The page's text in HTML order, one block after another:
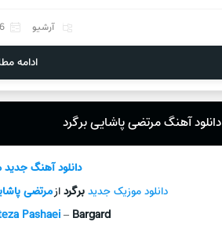
آرشیو 26
ادامه
دانلود آهنگ مرتضی پاشایی برگرد
دانلود آهنگ جدید
دانلود موزیک جدیدبرگردازمرتضی
Pashaei– Bargard